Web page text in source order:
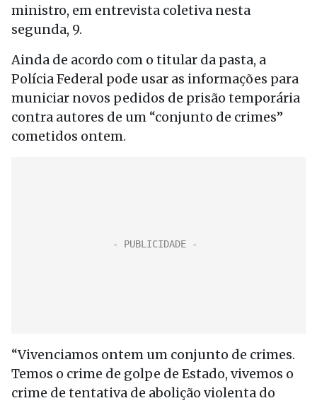
ministro, em entrevista coletiva nesta
segunda, 9.
Ainda de acordo com o titular da pasta, a
Polícia Federal pode usar as informações para
municiar novos pedidos de prisão temporária
contra autores de um “conjunto de crimes”
cometidos ontem.
“Vivenciamos ontem um conjunto de crimes.
Temos o crime de golpe de Estado, vivemos o
crime de tentativa de abolição violenta do